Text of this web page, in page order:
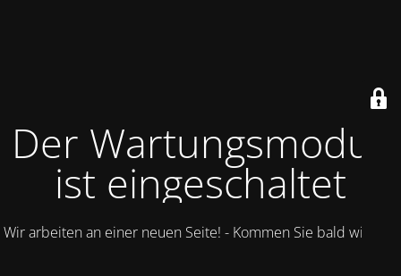
Der Wartungsmodus
ist eingeschaltet
Wir arbeiten an einer neuen Seite! - Kommen Sie bald wieder.